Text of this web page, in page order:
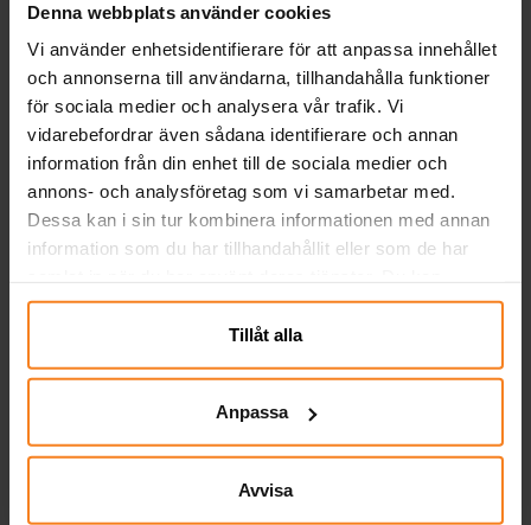
Denna webbplats använder cookies
Vi använder enhetsidentifierare för att anpassa innehållet
och annonserna till användarna, tillhandahålla funktioner
för sociala medier och analysera vår trafik. Vi
vidarebefordrar även sådana identifierare och annan
information från din enhet till de sociala medier och
annons- och analysföretag som vi samarbetar med.
Dessa kan i sin tur kombinera informationen med annan
information som du har tillhandahållit eller som de har
närsomhelst ändra ditt samtycke.
Tillåt alla
Anpassa
Avvisa